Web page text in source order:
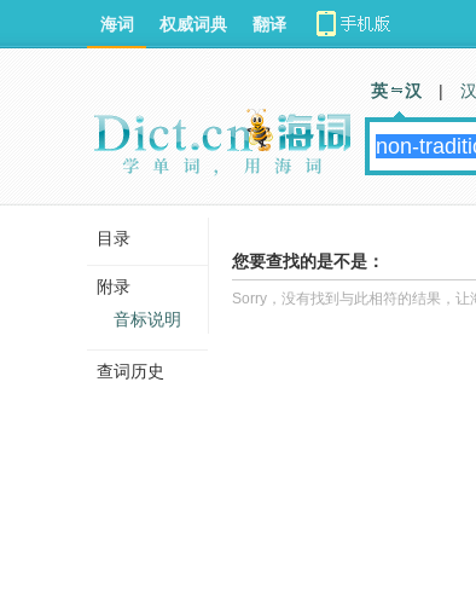
您要查找的是不是：
Sorry，没有找到与此相符的结果，让
海词 权威词典 翻译
英 汉 |
目录
附录
音标说明
查词历史